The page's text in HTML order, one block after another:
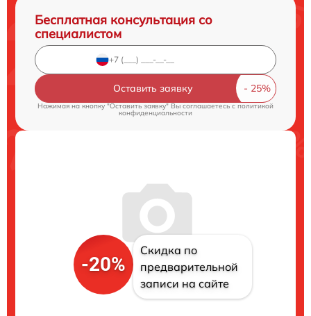
Бесплатная консультация со
специалистом
Оставить заявку
Нажимая на кнопку "Оставить заявку" Вы соглашаетесь cполитикой
конфиденциальности
-20%
Скидка по
предварительной
записи на сайте